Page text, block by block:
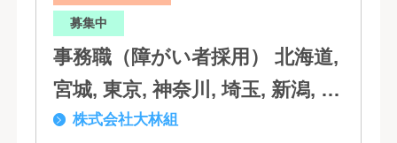
募集中
事務職（障がい者採用） 北海道,
宮城, 東京, 神奈川, 埼玉, 新潟, 愛
知, 大阪, 京都, 兵庫, 広島, 香川,
株式会社大林組